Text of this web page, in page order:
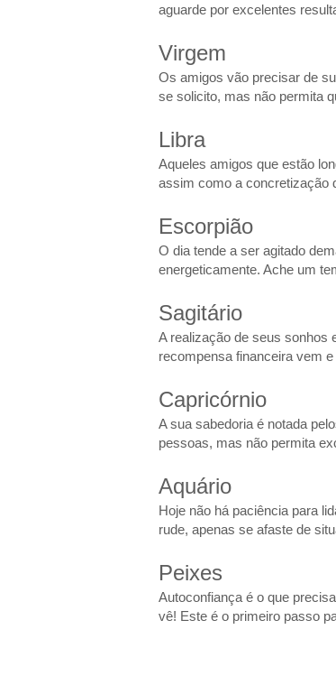
aguarde por excelentes
Virgem
Os amigos vão precisar de
se solicito, mas não permita
Libra
Aqueles amigos que estão
assim como a concretização
Escorpião
O dia tende a ser agitado
energeticamente. Ache um
Sagitário
A realização de seus sonhos
recompensa financeira vem
Capricórnio
A sua sabedoria é notada
pessoas, mas não permita
Aquário
Hoje não há paciência para
rude, apenas se afaste de
Peixes
Autoconfiança é o que
vê! Este é o primeiro passo